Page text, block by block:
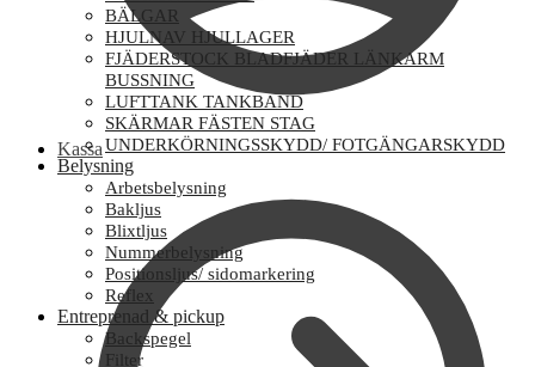
Kassa
BÄLGAR
HJULNAV HJULLAGER
FJÄDERSTOCK BLADFJÄDER LÄNKARM
BUSSNING
LUFTTANK TANKBAND
SKÄRMAR FÄSTEN STAG
UNDERKÖRNINGSSKYDD/ FOTGÄNGARSKYDD
Belysning
Arbetsbelysning
Bakljus
Blixtljus
Nummerbelysning
Positionsljus/ sidomarkering
Reflex
Entreprenad & pickup
Backspegel
Filter